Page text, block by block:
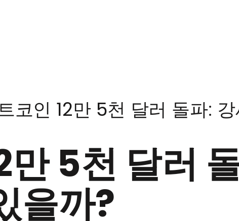
코인 12만 5천 달러 돌파:
만 5천 달러
을까?